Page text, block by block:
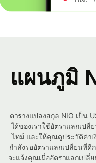
แผนภูมิ
ตารางแปลงสกุล NIO เป็น
ได้ของเราใช้อัตราแลกเป
ไทม์ และให้คุณดูประวัติค่า
กำลังรออัตราแลกเปลี่ยนที่ดี
จะแจ้งคุณเมื่ออัตราแลกเปลี่